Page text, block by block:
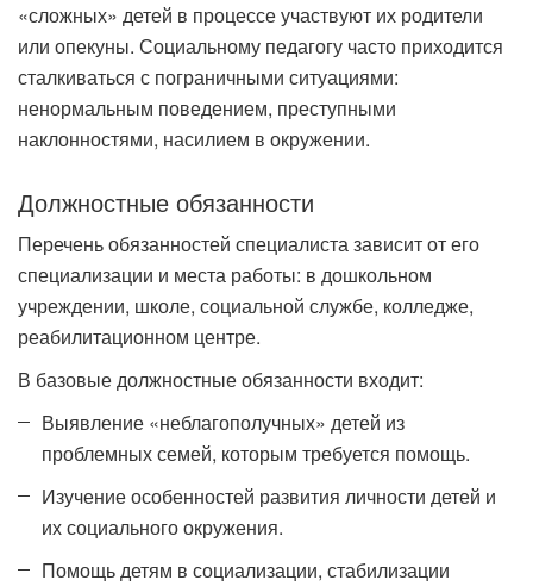
«сложных» детей в процессе участвуют их родители
или опекуны. Социальному педагогу часто приходится
сталкиваться с пограничными ситуациями:
ненормальным поведением, преступными
наклонностями, насилием в окружении.
Должностные обязанности
Перечень обязанностей специалиста зависит от его
специализации и места работы: в дошкольном
учреждении, школе, социальной службе, колледже,
реабилитационном центре.
В базовые должностные обязанности входит:
Выявление «неблагополучных» детей из
проблемных семей, которым требуется помощь.
Изучение особенностей развития личности детей и
их социального окружения.
Помощь детям в социализации, стабилизации